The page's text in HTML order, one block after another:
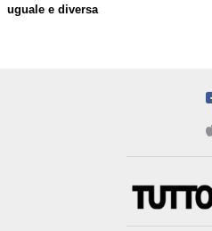
uguale e diversa